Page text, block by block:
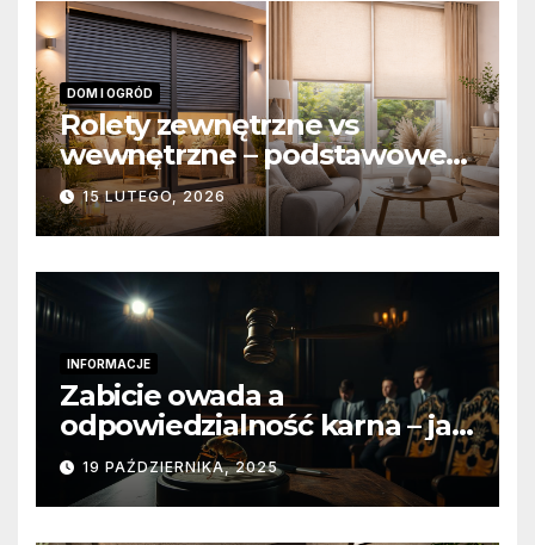
DOM I OGRÓD
Rolety zewnętrzne vs
wewnętrzne – podstawowe
różnice konstrukcyjne i
funkcjonalne
15 LUTEGO, 2026
INFORMACJE
Zabicie owada a
odpowiedzialność karna – jak
wygląda to w praktyce?
19 PAŹDZIERNIKA, 2025